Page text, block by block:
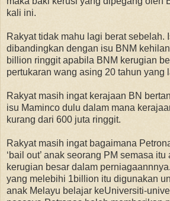
kali ini.
Rakyat tidak mahu lagi berat sebelah.
dibandingkan dengan isu BNM
billion ringgit apabila BNM kerugian
pertukaran wang asing 20 tahun yang
Rakyat masih ingat kerajaan BN
isu Maminco dulu dalam mana
kurang dari 600 juta ringgit.
Rakyat masih ingat bagaimana
‘bail out’ anak seorang PM semasa
kerugian besar dalam
yang melebihi 1billion itu digunakan
anak Melayu belajar keUniversiti-